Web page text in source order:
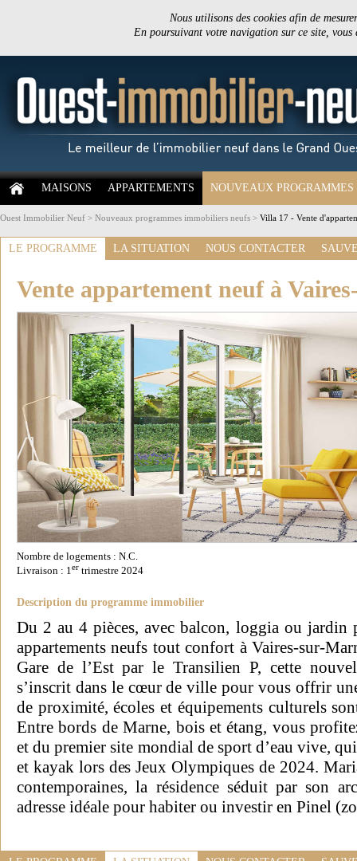
Nous utilisons des cookies afin de
En poursuivant votre navigation sur ce site,
MAISONS APPARTEMENTS NOUVEAUX PROGRAMMES
Ouest Immobilier Neuf > Nouveaux programmes immobiliers neufs > Villa 17 - Vente
LE PROGRAMME LA SITUATION NOUS CONTACTER
Vente appartement neuf à
Nombre de logements : N.C.
Livraison : 1er trimestre 2024
Description du programme immobilier
Du 2 au 4 pièces, avec balcon, loggia ou jardin
appartements neufs tout confort à Vaires-sur-
Gare de l’Est par le Transilien P, cette
s’inscrit dans le cœur de ville pour vous offrir
de proximité, écoles et équipements culturels
Entre bords de Marne, bois et étang, vous
et du premier site mondial de sport d’eau vive,
et kayak lors des Jeux Olympiques de 2024.
contemporaines, la résidence séduit par son
adresse idéale pour habiter ou investir en Pinel